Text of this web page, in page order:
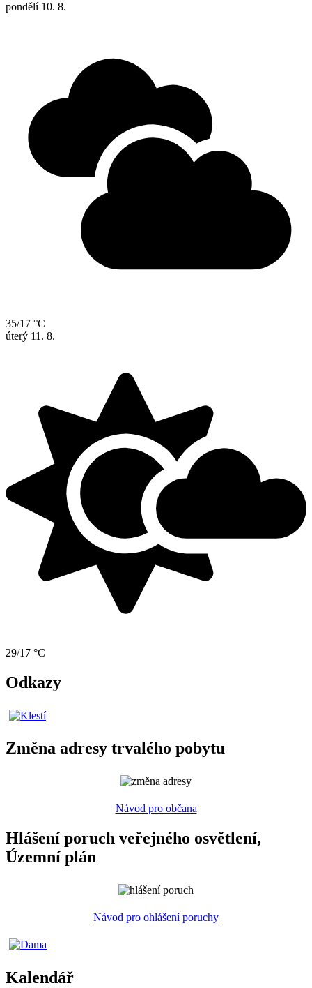
pondělí 10. 8.
35/17 °C
úterý 11. 8.
29/17 °C
Odkazy
Změna adresy trvalého pobytu
Návod pro občana
Hlášení poruch veřejného osvětlení,
Územní plán
Návod pro ohlášení poruchy
Kalendář